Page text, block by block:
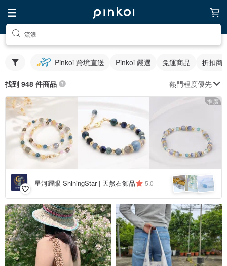
流浪
Pinkoi 跨境直送 Pinkoi 嚴選 免運商品 折扣商
找到 948 件商品 熱門程度優先
推廣
星河耀眼 ShiningStar | 天然石飾品 5.0